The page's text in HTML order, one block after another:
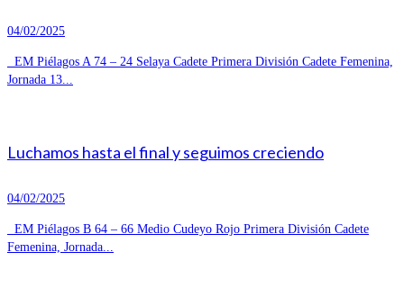
04/02/2025
EM Piélagos A 74 – 24 Selaya Cadete Primera División Cadete Femenina,
Jornada 13...
Luchamos hasta el final y seguimos creciendo
04/02/2025
EM Piélagos B 64 – 66 Medio Cudeyo Rojo Primera División Cadete
Femenina, Jornada...